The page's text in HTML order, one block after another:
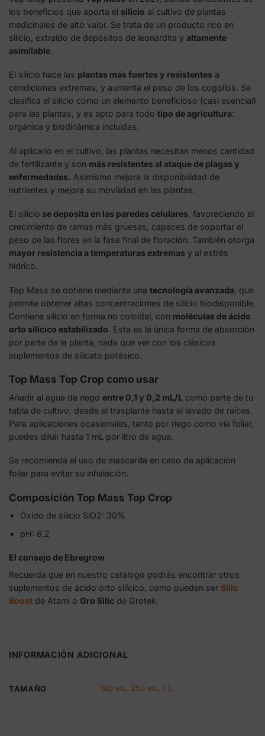
los beneficios que aporta el silicio al cultivo de plantas
medicinales de alto valor. Se trata de un producto rico en
silicio, extraído de depósitos de leonardita y altamente
asimilable.
El silicio hace las plantas más fuertes y resistentes a
condiciones extremas, y aumenta el peso de los cogollos. Se
clasifica el silicio como un elemento beneficioso (casi esencial)
para las plantas, y es apto para todo tipo de agricultura:
orgánica y biodinámica incluidas.
Al aplicarlo en el cultivo, las plantas necesitan menos cantidad
de fertilizante y son más resistentes al ataque de plagas y
enfermedades. Asimismo mejora la disponibilidad de
nutrientes y mejora su movilidad en las plantas.
El silicio se deposita en las paredes celulares , favoreciendo el
crecimiento de ramas más gruesas, capaces de soportar el
peso de las flores en la fase final de floración. También otorga
mayor resistencia a temperaturas extremas y al estrés
hídrico.
Top Mass se obtiene mediante una tecnología avanzada , que
permite obtener altas concentraciones de silicio biodisponible.
Contiene silicio en forma no coloidal, con moléculas de ácido
orto silícico estabilizado. Esta es la única forma de absorción
por parte de la planta, nada que ver con los clásicos
suplementos de silicato potásico.
Top Mass Top Crop como usar
Añadir al agua de riego entre 0,1 y 0,2 mL/L como parte de tu
tabla de cultivo, desde el trasplante hasta el lavado de raíces.
Para aplicaciones ocasionales, tanto por riego como vía foliar,
puedes diluir hasta 1 mL por litro de agua.
Se recomienda el uso de mascarilla en caso de aplicación
foliar para evitar su inhalación.
Composición Top Mass Top Crop
Óxido de silicio SiO2: 30%
pH: 6,2
El consejo de Ebregrow
Recuerda que en nuestro catálogo podrás encontrar otros
suplementos de ácido orto silícico, como pueden ser Silic
Boost de Atami o Gro Silic de Grotek.
INFORMACIÓN ADICIONAL
TAMAÑO 100 mL, 250 mL,1 L